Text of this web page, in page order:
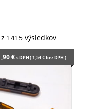
1415 výsledkovZoradené
podľa
najnovších
€ s DPH (1,54€bez DPH )